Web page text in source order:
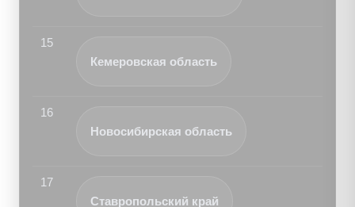
15
Кемеровская область
16
Новосибирская область
17
Ставропольский край